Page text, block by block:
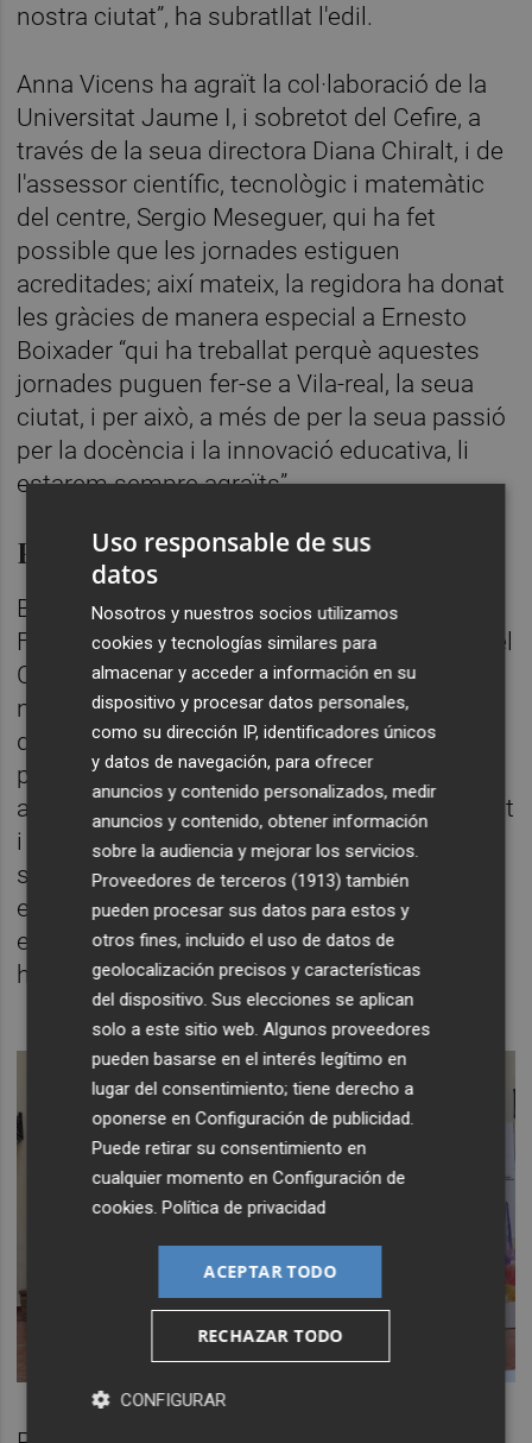
nostra ciutat”, ha subratllat l'edil.
Anna Vicens ha agraït la col·laboració de la
Universitat Jaume I, i sobretot del Cefire, a
través de la seua directora Diana Chiralt, i de
l'assessor científic, tecnològic i matemàtic
del centre, Sergio Meseguer, qui ha fet
possible que les jornades estiguen
acreditades; així mateix, la regidora ha donat
les gràcies de manera especial a Ernesto
Boixader “qui ha treballat perquè aquestes
jornades puguen fer-se a Vila-real, la seua
ciutat, i per això, a més de per la seua passió
per la docència i la innovació educativa, li
estarem sempre agraïts”.
Potencial
Boixader, cap d'estudis del col·legi Fundació
Flors, ha agraït el suport de l'Ajuntament i del
Cefire. A més ha ressaltat que “les jornades
no són exclusivament per a docents sinó
que les famílies han de ser conscients del
potencial que té la intel·ligència artificial i
amb aquestes jornades poden aprendre molt
i marcar un punt d'inflexió en l'educació dels
seus fills”. Així mateix, Boixader ha defensat
el lideratge de Vila-real en aquesta innovació
educativa: “No podem quedar-nos arrere i
hem d'estar preparats per al futur que ve”.
Uso responsable de sus
datos
Nosotros y nuestros socios utilizamos
cookies y tecnologías similares para
almacenar y acceder a información en su
dispositivo y procesar datos personales,
como su dirección IP, identificadores únicos
y datos de navegación, para ofrecer
anuncios y contenido personalizados, medir
anuncios y contenido, obtener información
sobre la audiencia y mejorar los servicios.
Proveedores de terceros (1913) también
pueden procesar sus datos para estos y
otros fines, incluido el uso de datos de
geolocalización precisos y características
del dispositivo. Sus elecciones se aplican
solo a este sitio web. Algunos proveedores
pueden basarse en el interés legítimo en
lugar del consentimiento; tiene derecho a
oponerse enConfiguración de publicidad.
Puede retirar su consentimiento en
cualquier momento enConfiguración de
cookies.Política de privacidad
ACEPTAR TODO
RECHAZAR TODO
CONFIGURAR